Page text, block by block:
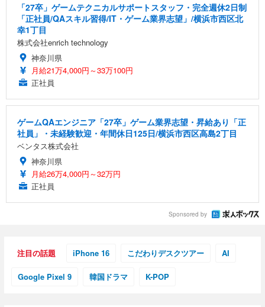
「27卒」ゲームテクニカルサポートスタッフ・完全週休2日制
「正社員/QAスキル習得/IT・ゲーム業界志望」/横浜市西区北
幸1丁目
株式会社enrich technology
神奈川県
月給21万4,000円～33万100円
正社員
ゲームQAエンジニア「27卒」ゲーム業界志望・昇給あり「正
社員」・未経験歓迎・年間休日125日/横浜市西区高島2丁目
ベンタス株式会社
神奈川県
月給26万4,000円～32万円
正社員
Sponsored by
注目の話題 iPhone 16 こだわりデスクツアー AI
Google Pixel 9 韓国ドラマ K-POP